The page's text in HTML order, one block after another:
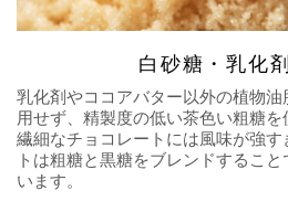
白砂糖・乳化
乳化剤やココアバター以外の植物
用せず、精製度の低い茶色い粗糖
繊細なチョコレートには風味が強
トは粗糖と黒糖をブレンドするこ
います。